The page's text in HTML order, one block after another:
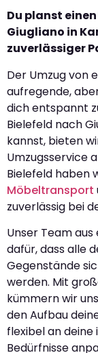
Du planst
Giugliano in
zuverlässiger
Der Umzug von
aufregende,
dich entspannt
Bielefeld nach
kannst, bieten
Umzugsservice
Bielefeld haben
Möbeltransport
zuverlässig bei
Unser Team
dafür, dass alle
Gegenstände
werden. Mit
kümmern wir
den Aufbau
flexibel an deine
Bedürfnisse